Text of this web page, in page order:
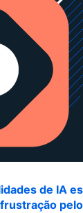
de IA